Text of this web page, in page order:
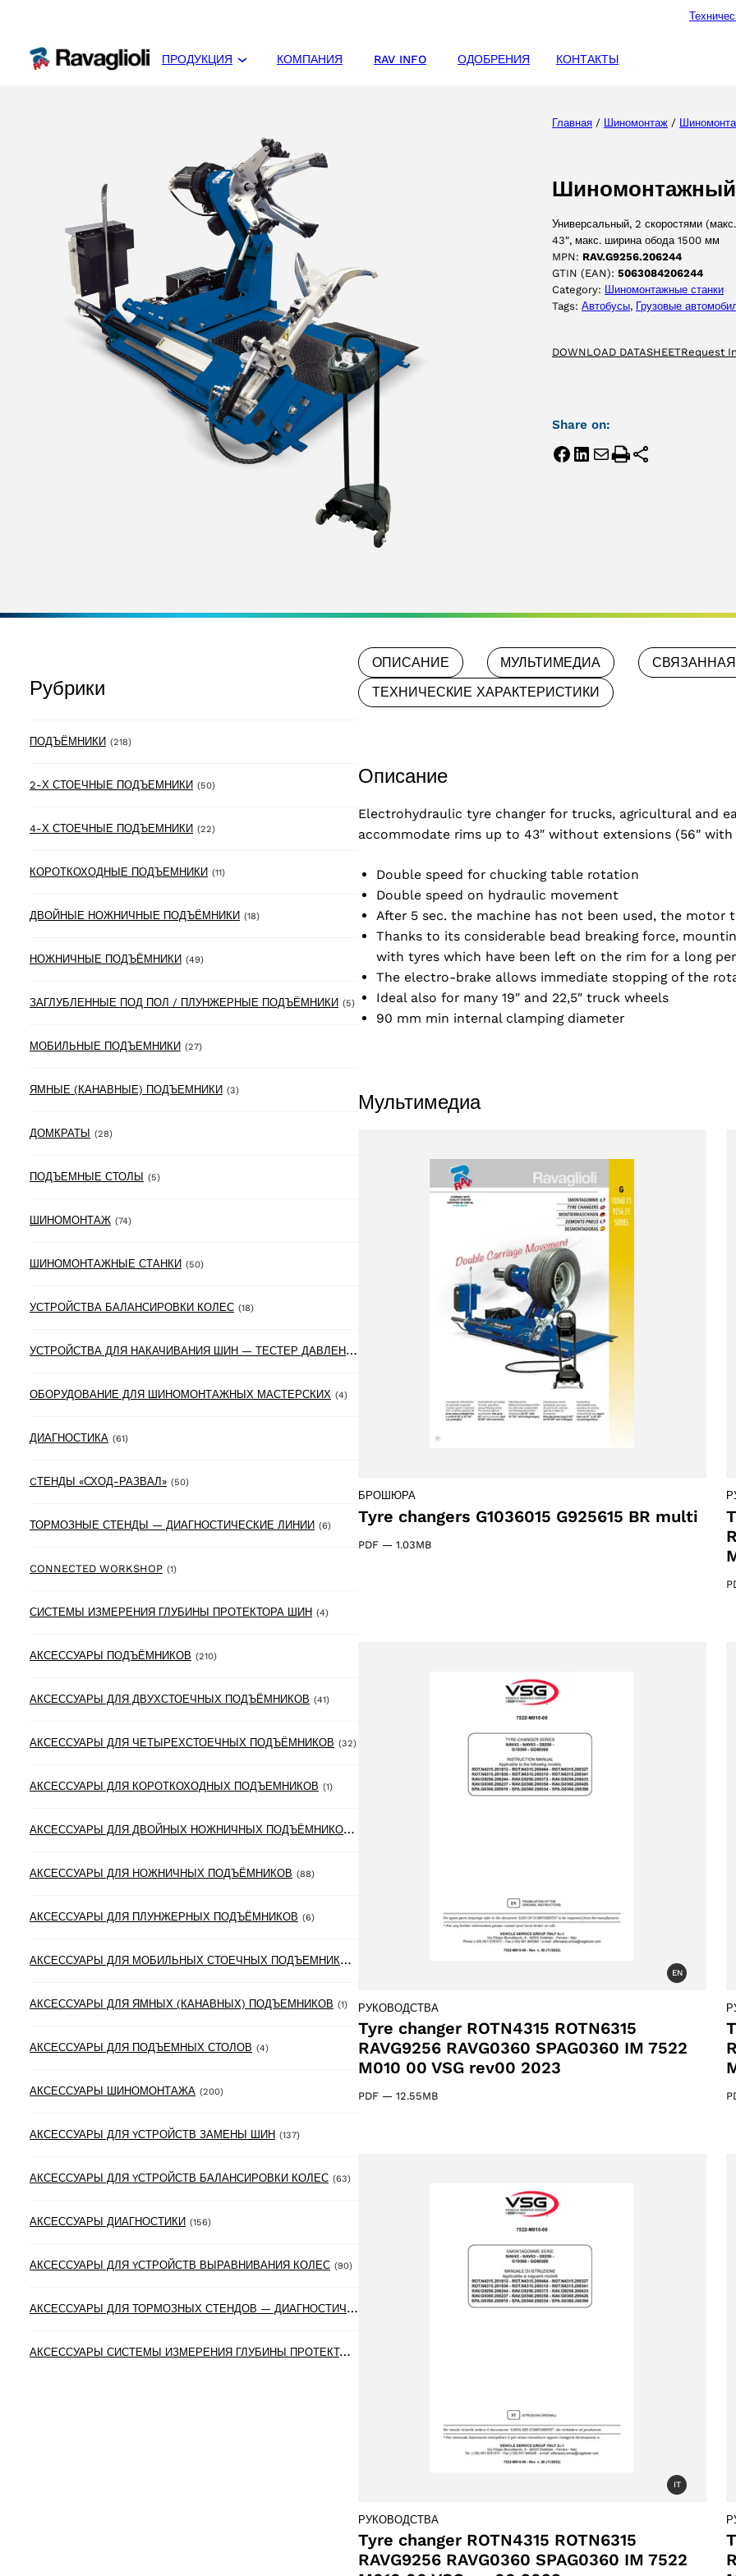
ПРОДУКЦИЯ КОМПАНИЯ RAV INFO ОДОБРЕНИЯ КОНТАКТЫ
Главная / Шиномонтаж /
Шиномонтажный
Универсальный, 2 скоростями
43″, макс. ширина обода 1500 мм
MPN: RAV.G9256.206244
GTIN (EAN): 5063084206244
Category:
Шиномонтажные станки
Tags: Автобусы, Грузовые
DOWNLOAD DATASHEETRequest
Share on:
Рубрики
ПОДЪЁМНИКИ (218)218 products
2-Х СТОЕЧНЫЕ ПОДЪЕМНИКИ (50)50 products
4-Х СТОЕЧНЫЕ ПОДЪЕМНИКИ (22)22 products
КОРОТКОХОДНЫЕ ПОДЪЕМНИКИ (11)11 products
ДВОЙНЫЕ НОЖНИЧНЫЕ ПОДЪЁМНИКИ (18)18 products
НОЖНИЧНЫЕ ПОДЪЁМНИКИ (49)49 products
ЗАГЛУБЛЕННЫЕ ПОД ПОЛ / ПЛУНЖЕРНЫЕ ПОДЪЁМНИКИ (5)5 products
МОБИЛЬНЫЕ ПОДЪЕМНИКИ (27)27 products
ЯМНЫЕ (КАНАВНЫЕ) ПОДЪЕМНИКИ (3)3 products
ДОМКРАТЫ (28)28 products
ПОДЪЕМНЫЕ СТОЛЫ (5)5 products
ШИНОМОНТАЖ (74)74 products
ШИНОМОНТАЖНЫЕ СТАНКИ (50)50 products
УСТРОЙСТВА БАЛАНСИРОВКИ КОЛЕС (18)18 products
У
СТРОЙСТВА ДЛЯ НАКАЧИВАНИЯ ШИН — ТЕСТЕР ДАВЛЕНИЯ В ШИНАХ
ОБОРУДОВАНИЕ ДЛЯ ШИНОМОНТАЖНЫХ МАСТЕРСКИХ (4)4 products
ДИАГНОСТИКА (61)61 products
CТЕНДЫ «СХОД-РАЗВАЛ» (50)50 products
ТОРМОЗНЫЕ СТЕНДЫ — ДИАГНОСТИЧЕСКИЕ ЛИНИИ (6)6 products
CONNECTED WORKSHOP (1)1 product
СИСТЕМЫ ИЗМЕРЕНИЯ ГЛУБИНЫ ПРОТЕКТОРА ШИН (4)4 products
АКСЕССУАРЫ ПОДЪЁМНИКОВ (210)210 products
АКСЕССУАРЫ ДЛЯ ДВУХСТОЕЧНЫХ ПОДЪЁМНИКОВ (41)41 products
АКСЕССУАРЫ ДЛЯ ЧЕТЫРЕХСТОЕЧНЫХ ПОДЪЁМНИКОВ (32)32 products
АКСЕССУАРЫ ДЛЯ КОРОТКОХОДНЫХ ПОДЪЕМНИКОВ (1)1 product
А
КСЕССУАРЫ ДЛЯ ДВОЙНЫХ НОЖНИЧНЫХ ПОДЪЁМНИКОВ
АКСЕССУАРЫ ДЛЯ НОЖНИЧНЫХ ПОДЪЁМНИКОВ (88)88 products
АКСЕССУАРЫ ДЛЯ ПЛУНЖЕРНЫХ ПОДЪЁМНИКОВ (6)6 products
А
КСЕССУАРЫ ДЛЯ МОБИЛЬНЫХ СТОЕЧНЫХ ПОДЪЕМНИКОВ
АКСЕССУАРЫ ДЛЯ ЯМНЫХ (КАНАВНЫХ) ПОДЪЕМНИКОВ (1)1 product
АКСЕССУАРЫ ДЛЯ ПОДЪЕМНЫХ СТОЛОВ (4)4 products
АКСЕССУАРЫ ШИНОМОНТАЖА (200)200 products
АКСЕССУАРЫ ДЛЯ YСТРОЙСТВ ЗАМЕНЫ ШИН (137)137 products
АКСЕССУАРЫ ДЛЯ YСТРОЙСТВ БАЛАНСИРОВКИ КОЛЕС (63)63 products
АКСЕССУАРЫ ДИАГНОСТИКИ (156)156 products
АКСЕССУАРЫ ДЛЯ YСТРОЙСТВ ВЫРАВНИВАНИЯ КОЛЕС (90)90 products
А
КСЕССУАРЫ ДЛЯ ТОРМОЗНЫХ СТЕНДОВ — ДИАГНОСТИЧЕСКИХ ЛИНИЙ 61 products
А
КСЕССУАРЫ СИСТЕМЫ ИЗМЕРЕНИЯ ГЛУБИНЫ ПРОТЕКТОРА ШИН
ОПИСАНИЕ МУЛЬТИМЕДИА
ТЕХНИЧЕСКИЕ ХАРАКТЕРИСТИКИ
Описание
Electrohydraulic tyre changer for trucks, agricultural and
accommodate rims up to 43″ without extensions (56″ with
Double speed for chucking table rotation
Double speed on hydraulic movement
After 5 sec. the machine has not been used, the motor
Thanks to its considerable bead breaking force,
with tyres which have been left on the rim for a long
The electro-brake allows immediate stopping of the
Ideal also for many 19″ and 22,5″ truck wheels
90 mm min internal clamping diameter
Мультимедиа
БРОШЮРА
Tyre changers G1036015 G925615 BR multi
PDF — 1.03MB
EN
РУКОВОДСТВА
Tyre changer ROTN4315 ROTN6315
RAVG9256 RAVG0360 SPAG0360 IM 7522
M010 00 VSG rev00 2023
PDF — 12.55MB
IT
РУКОВОДСТВА
Tyre changer ROTN4315 ROTN6315
RAVG9256 RAVG0360 SPAG0360 IM 7522